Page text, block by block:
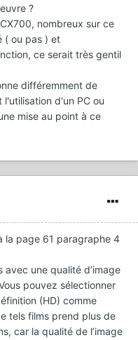
?
nombreux sur ce
( ou pas ) et
ce serait très gentil
différemment de
d'un PC ou
mise au point à ce
la page 61 paragraphe 4
une qualité d’image
pouvez sélectionner
(HD) comme
tels films prend plus de
car la qualité de l’image